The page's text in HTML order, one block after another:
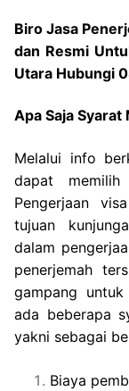
Biro Jasa
dan Resmi
Utara Hubungi
Apa Saja
Melalui info
dapat
Pengerjaan
tujuan
dalam
penerjemah
gampang
ada beberapa
yakni sebagai
Biaya